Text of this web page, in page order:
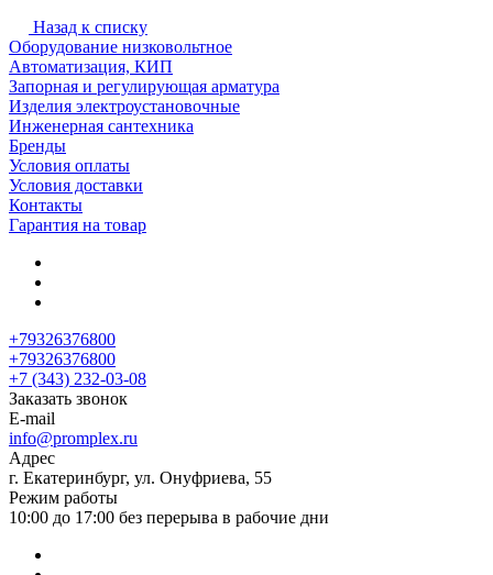
Назад к списку
Оборудование низковольтное
Автоматизация, КИП
Запорная и регулирующая арматура
Изделия электроустановочные
Инженерная сантехника
Бренды
Условия оплаты
Условия доставки
Контакты
Гарантия на товар
+79326376800
+79326376800
+7 (343) 232-03-08
Заказать звонок
E-mail
info@promplex.ru
Адрес
г. Екатеринбург, ул. Онуфриева, 55
Режим работы
10:00 до 17:00 без перерыва в рабочие дни